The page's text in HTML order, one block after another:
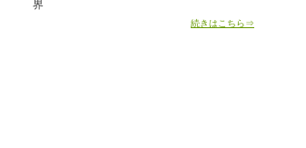
界
続きはこちら⇒